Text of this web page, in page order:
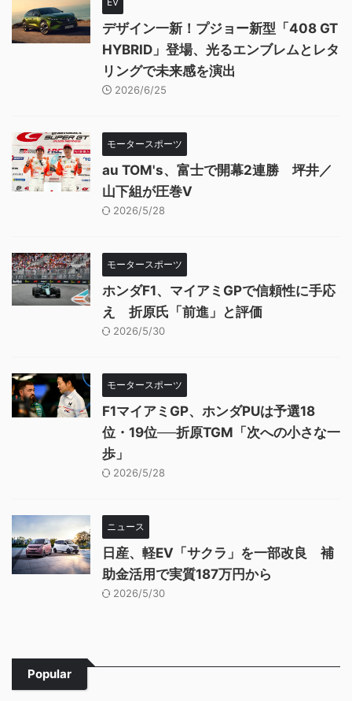
デザイン一新！プジョー新型「408 GT
HYBRID」登場、光るエンブレムとレタ
リングで未来感を演出
2026/6/25
モータースポーツ
au TOM's、富士で開幕2連勝 坪井／
山下組が圧巻V
2026/5/28
モータースポーツ
ホンダF1、マイアミGPで信頼性に手応
え 折原氏「前進」と評価
2026/5/30
モータースポーツ
F1マイアミGP、ホンダPUは予選18
位・19位──折原TGM「次への小さな一
歩」
2026/5/28
ニュース
日産、軽EV「サクラ」を一部改良 補
助金活用で実質187万円から
2026/5/30
Popular